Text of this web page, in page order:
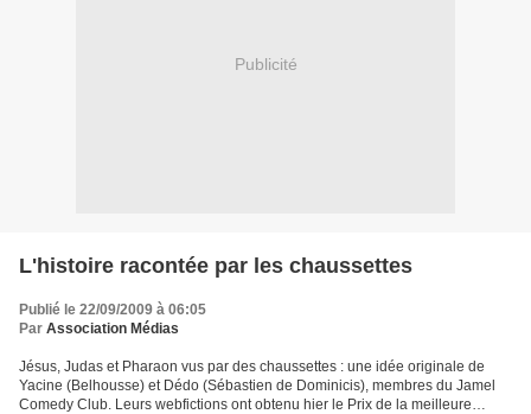
Publicité
L'histoire racontée par les chaussettes
Publié le 22/09/2009 à 06:05
Par Association Médias
Jésus, Judas et Pharaon vus par des chaussettes : une idée originale de
Yacine (Belhousse) et Dédo (Sébastien de Dominicis), membres du Jamel
Comedy Club. Leurs webfictions ont obtenu hier le Prix de la meilleure